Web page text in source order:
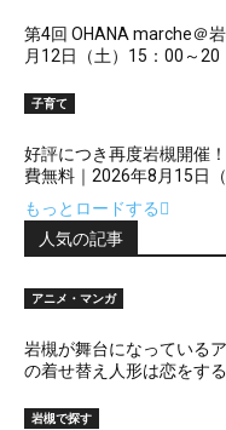
第4回 OHANA marche＠
月12日（土）15：00～20
子育て
好評につき再度岩槻開催
費無料｜2026年8月15日（
もっとロードする
人気の記事
アニメ・マンガ
岩槻が舞台になっている
の着せ替え人形は恋をする
岩槻で探す